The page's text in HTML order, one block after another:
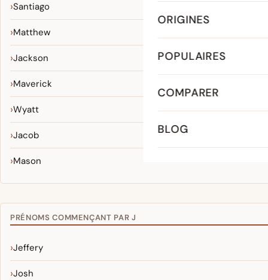
ORIGINES
POPULAIRES
COMPARER
BLOG
Santiago
Matthew
Jackson
Maverick
Wyatt
Jacob
Mason
PRÉNOMS COMMENÇANT PAR J
Jeffery
Josh